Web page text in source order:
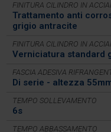
FINITURA CILINDRO IN
Trattamento anti
grigio antracite
FINITURA CILINDRO IN
Verniciatura standard
FASCIA ADESIVA
Di serie - altezza
TEMPO SOLLEVAMENTO
6s
TEMPO ABBASSAMENTO